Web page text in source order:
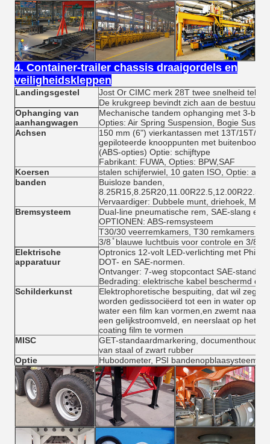
4. Container-trailer chassis draaigordels en
veiligheidskleppen
Landingsgestel
Jost Or CIMC merk 28T twee snelheid
De krukgreep bevindt zich aan de
Ophanging van
aanhangwagen
Mechanische tandem ophanging met 3-blad
Opties: Air Spring Suspension, Bogie
Achsen
150 mm (6") vierkantassen met 13T/15T/
gepiloteerde knooppunten met
(ABS-opties) Optie: schijftype
Fabrikant: FUWA, Opties: BPW,SAF
Koersen
stalen schijferwiel, 10 gaten ISO, Optie:
banden
Buisloze banden,
Vervaardiger: Dubbele munt, driehoek,
Bremsysteem
Dual-line pneumatische rem, SAE-slang en
OPTIONEN: ABS-remsysteem
T30/30 veerremkamers, T30 remkamers
3/8 ̊ blauwe luchtbuis voor controle en 3/8
Elektrische
apparatuur
Optronics 12-volt LED-verlichting met
DOT- en SAE-normen.
Ontvanger: 7-weg stopcontact SAE-
Bedrading: elektrische kabel beschermd
Schilderkunst
Elektrophoretische bespuiting, dat wil
worden gedissociëerd tot een in water
water een film kan vormen,en zwemt naar
een gelijkstroomveld, en neerslaat op het
coating film te vormen
MISC
GET-standaardmarkering,
van staal of zwart rubber
Optie
Hubodometer, PSI bandenopblaasysteem